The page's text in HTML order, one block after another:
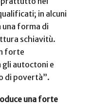
in alcuni
una forma di
schiavitù.
forte
autoctoni e
di povertà”.
una forte